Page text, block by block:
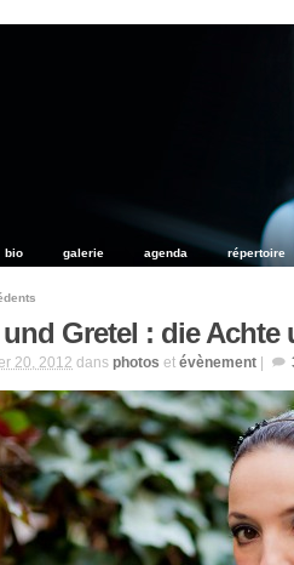
bio galerie agenda répertoire
Gretel : die Achte
20, 2012 dans photos et évènement